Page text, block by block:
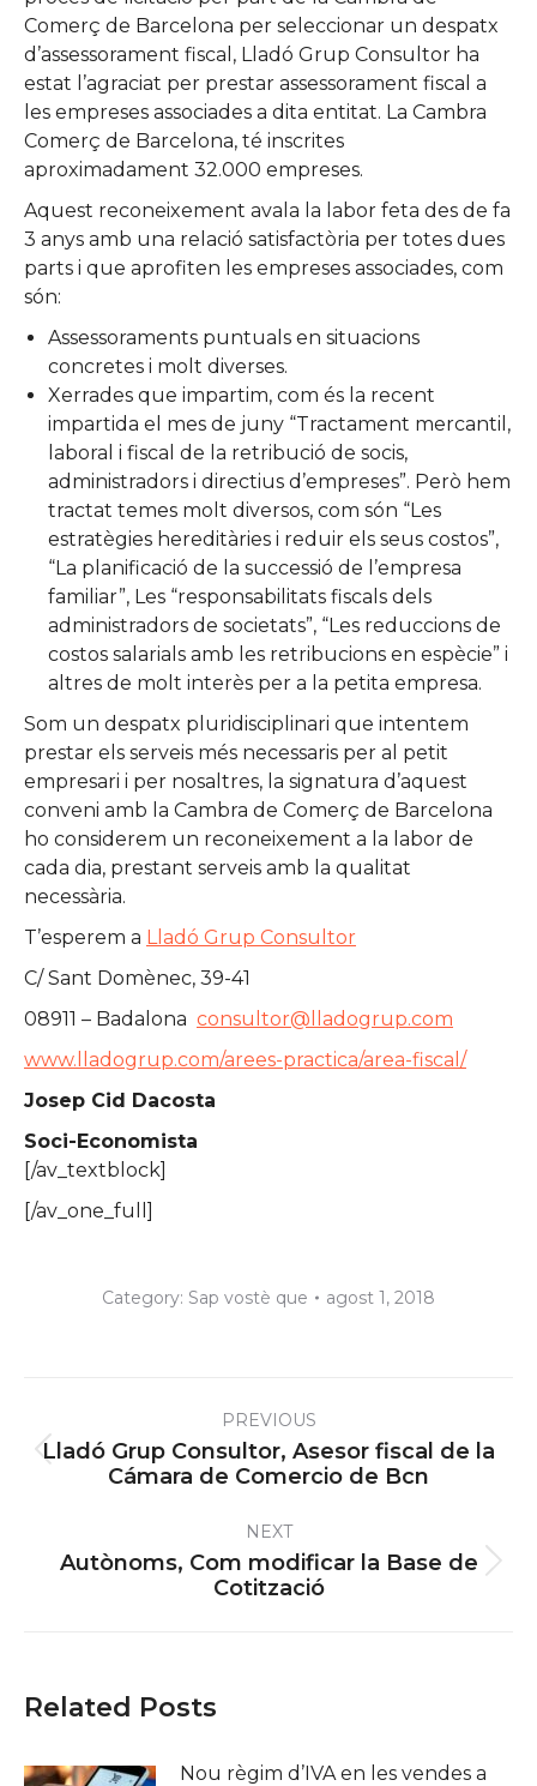
Comerç de Barcelona per seleccionar un despatx
d’assessorament fiscal, Lladó Grup Consultor ha
estat l’agraciat per prestar assessorament fiscal a
les empreses associades a dita entitat. La Cambra
Comerç de Barcelona, té inscrites
aproximadament 32.000 empreses.
Aquest reconeixement avala la labor feta des de fa
3 anys amb una relació satisfactòria per totes dues
parts i que aprofiten les empreses associades, com
són:
Assessoraments puntuals en situacions
concretes i molt diverses.
Xerrades que impartim, com és la recent
impartida el mes de juny “Tractament mercantil,
laboral i fiscal de la retribució de socis,
administradors i directius d’empreses”. Però hem
tractat temes molt diversos, com són “Les
estratègies hereditàries i reduir els seus costos”,
“La planificació de la successió de l’empresa
familiar”, Les “responsabilitats fiscals dels
administradors de societats”, “Les reduccions de
costos salarials amb les retribucions en espècie” i
altres de molt interès per a la petita empresa.
Som un despatx pluridisciplinari que intentem
prestar els serveis més necessaris per al petit
empresari i per nosaltres, la signatura d’aquest
conveni amb la Cambra de Comerç de Barcelona
ho considerem un reconeixement a la labor de
cada dia, prestant serveis amb la qualitat
necessària.
T’esperem a Lladó Grup Consultor
C/ Sant Domènec, 39-41
08911 – Badalona consultor@lladogrup.com
www.lladogrup.com/arees-practica/area-fiscal/
Josep Cid Dacosta
Soci-Economista
[/av_textblock]
[/av_one_full]
Category: Sap vostè que agost 1, 2018
navigationPREVIOUS
Previous
post:
Lladó Grup Consultor, Asesor fiscal de la
Cámara de Comercio de Bcn
NEXT
Next
post:
Autònoms, Com modificar la Base de
Cotització
Related Posts
Nou règim d’IVA en les vendes a